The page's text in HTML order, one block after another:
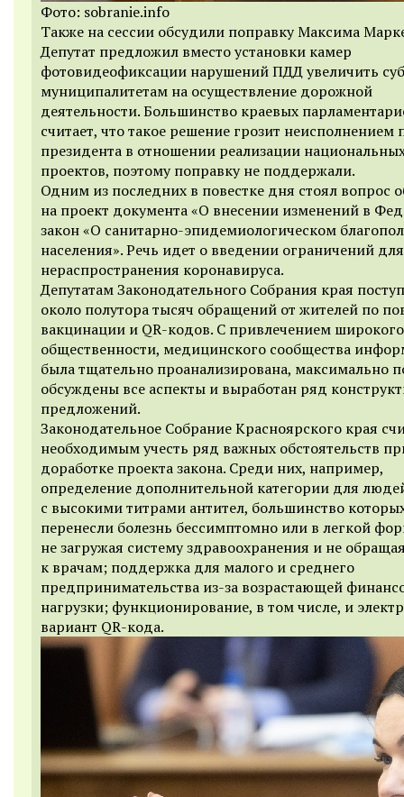
Фото: sobranie.info
Также на сессии обсудили поправку Максима
Депутат предложил вместо установки камер
фотовидеофиксации нарушений ПДД увеличить
муниципалитетам на осуществление дорожной
деятельности. Большинство краевых
считает, что такое решение грозит неисполнением
президента в отношении реализации
проектов, поэтому поправку не поддержали.
Одним из последних в повестке дня стоял вопрос
на проект документа «О внесении изменений в
закон «О санитарно-эпидемиологическом
населения». Речь идет о введении ограничений для
нераспространения коронавируса.
Депутатам Законодательного Собрания края
около полутора тысяч обращений от жителей по
вакцинации и QR-кодов. С привлечением
общественности, медицинского сообщества
была тщательно проанализирована, максимально
обсуждены все аспекты и выработан ряд
предложений.
Законодательное Собрание Красноярского края
необходимым учесть ряд важных обстоятельств
доработке проекта закона. Среди них, например,
определение дополнительной категории для
с высокими титрами антител, большинство
перенесли болезнь бессимптомно или в легкой
не загружая систему здравоохранения и не
к врачам; поддержка для малого и среднего
предпринимательства из-за возрастающей
нагрузки; функционирование, в том числе, и
вариант QR-кода.